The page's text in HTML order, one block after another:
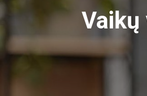
Vaikų